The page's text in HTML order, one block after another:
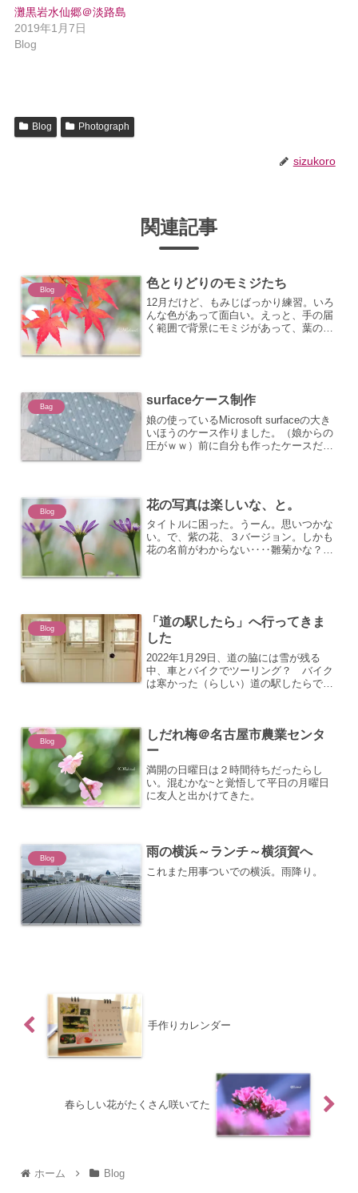
灘黒岩水仙郷＠淡路島
2019年1月7日
Blog
Blog Photograph
sizukoro
関連記事
Blog 色とりどりのモミジたち
12月だけど、もみじばっかり練習。いろ
んな色があって面白い。えっと、手の届
く範囲で背景にモミジがあって、葉のき
Bag surfaceケース制作
娘の使っているMicrosoft surfaceの大き
いほうのケース作りました。（娘からの
圧がｗｗ）前に自分も作ったケースだけ
くり返...
Blog 花の写真は楽しいな、と。
タイトルに困った。うーん。思いつかな
い。で、紫の花、３バージョン。しかも
花の名前がわからない‥‥雛菊かな？▼
Blog
「道の駅したら」へ行ってきま
した
2022年1月29日、道の脇には雪が残る
中、車とバイクでツーリング？ バイク
は寒かった（らしい）道の駅したらで売
てます。横に電車...
Blog
しだれ梅＠名古屋市農業センタ
ー
満開の日曜日は２時間待ちだったらし
い。混むかな~と覚悟して平日の月曜日
に友人と出かけてきた。
Blog 雨の横浜～ランチ～横須賀へ
これまた用事ついでの横浜。雨降り。
手作りカレンダー
春らしい花がたくさん咲いてた
ホーム Blog